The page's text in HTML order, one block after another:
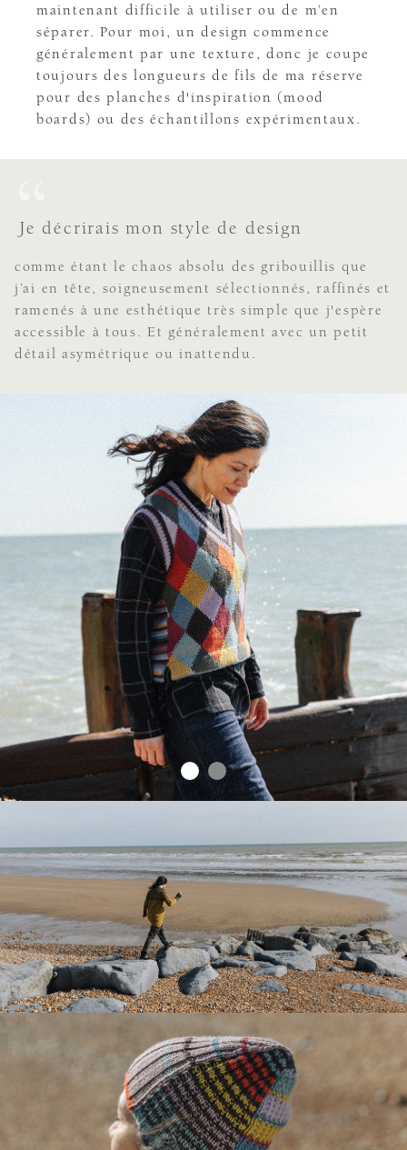
maintenant difficile à utiliser ou de m’en
séparer. Pour moi, un design commence
généralement par une texture, donc je coupe
toujours des longueurs de fils de ma réserve
pour des planches d'inspiration (mood
boards) ou des échantillons expérimentaux.
Je décrirais mon style de design
comme étant le chaos absolu des gribouillis que
j’ai en tête, soigneusement sélectionnés, raffinés et
ramenés à une esthétique très simple que j'espère
accessible à tous. Et généralement avec un petit
détail asymétrique ou inattendu.